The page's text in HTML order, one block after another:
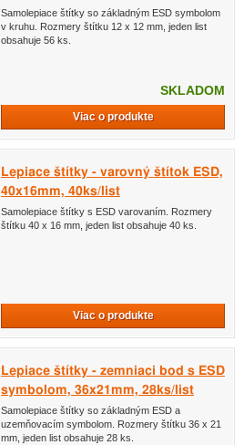
Samolepiace štítky so základným ESD symbolom
v kruhu. Rozmery štítku 12 x 12 mm, jeden list
obsahuje 56 ks.
SKLADOM
Viac o produkte
Lepiace štítky - varovný štítok ESD,
40x16mm, 40ks/list
Samolepiace štítky s ESD varovaním. Rozmery
štítku 40 x 16 mm, jeden list obsahuje 40 ks.
Viac o produkte
Lepiace štítky - zemniaci bod s ESD
symbolom, 36x21mm, 28ks/list
Samolepiace štítky so základným ESD a
uzemňovacím symbolom. Rozmery štítku 36 x 21
mm, jeden list obsahuje 28 ks.